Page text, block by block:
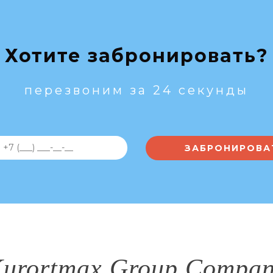
Хотите забронировать?
перезвоним за 24 секунды